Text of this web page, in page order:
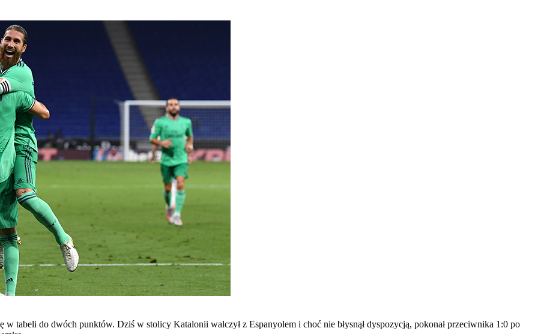
tabeli do dwóch punktów. Dziś w stolicy Katalonii walczył z Espanyolem i choć nie błysnął dyspozycją, pokonał przeciwnika 1:0 po